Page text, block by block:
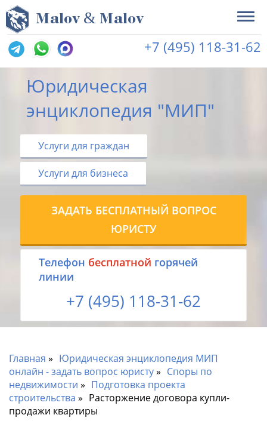
Malov & Malov
+7 (495) 118-31-62
Юридическая
энциклопедия "МИП"
Услуги для граждан
Услуги для бизнеса
ЗАДАТЬ БЕСПЛАТНЫЙ ВОПРОС
ЮРИСТУ
Tелефон бесплатной горячей
линии
+7 (495) 118-31-62
Главная
Юридическая энциклопедия МИП
онлайн - задать вопрос юристу
Споры по
недвижимости
Подготовка проекта
строительства
Расторжение договора купли-
продажи квартиры